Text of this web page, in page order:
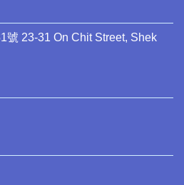
號 23-31 On Chit Street, Shek